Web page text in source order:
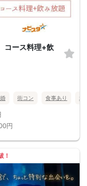
ース料理+飲
街コン 食事あり 埼
円
！